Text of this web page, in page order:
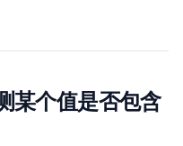
某个值是否包含